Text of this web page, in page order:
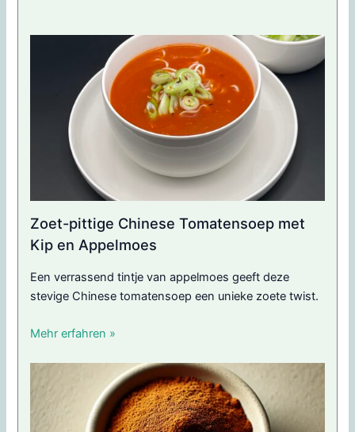
Zoet-pittige Chinese Tomatensoep met
Kip en Appelmoes
Een verrassend tintje van appelmoes geeft deze
stevige Chinese tomatensoep een unieke zoete twist.
Mehr erfahren »